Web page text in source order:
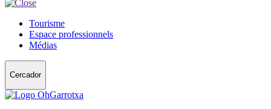
Tourisme
Espace professionnels
Médias
Cercador